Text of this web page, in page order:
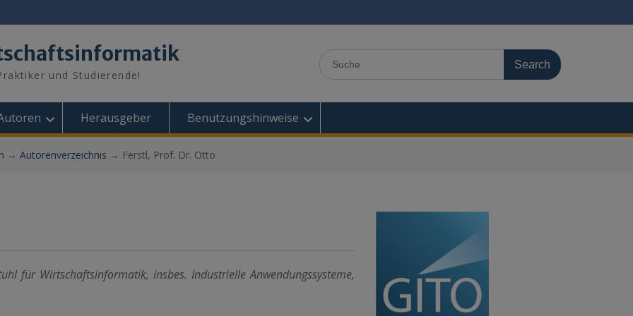
und Studierende!
Search
for:
Herausgeber Benutzungshinweise
→ Autorenverzeichnis → Ferstl, Prof. Dr. Otto
für Wirtschaftsinformatik, insbes. Industrielle Anwendungssysteme,